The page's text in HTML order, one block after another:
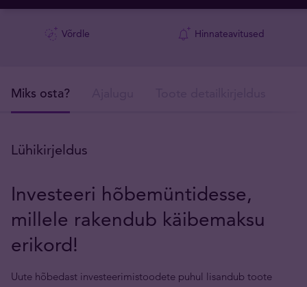
Võrdle Hinnateavitused
Miks osta?
Lühikirjeldus
Investeeri hõbemüntidesse,
millele rakendub käibemaksu
erikord!
Uute hõbedast investeerimistoodete puhul lisandub toote